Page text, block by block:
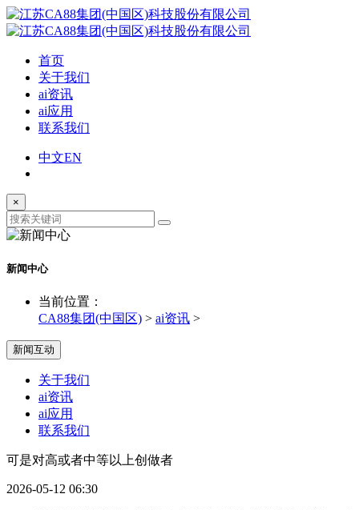
首页
关于我们
ai资讯
ai应用
联系我们
中文EN
×
新闻中心
当前位置：
CA88集团(中国区) > ai资讯 >
新闻互动
关于我们
ai资讯
ai应用
联系我们
可是对高或者中等以上创做者
2026-05-12 06:30